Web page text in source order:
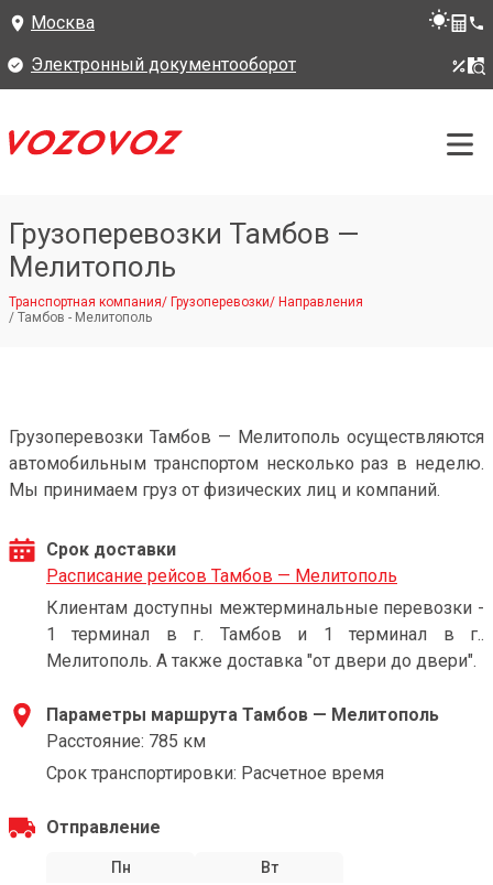
Москва
Электронный документооборот
Грузоперевозки Тамбов —
Мелитополь
Транспортная компания/ Грузоперевозки/ Направления
/ Тамбов - Мелитополь
Грузоперевозки Тамбов — Мелитополь осуществляются
автомобильным транспортом несколько раз в неделю.
Мы принимаем груз от физических лиц и компаний.
Срок доставки
Расписание рейсов Тамбов — Мелитополь
Клиентам доступны межтерминальные перевозки -
1 терминал в г. Тамбов и 1 терминал в г..
Мелитополь. А также доставка "от двери до двери".
Параметры маршрута Тамбов — Мелитополь
Расстояние: 785 км
Срок транспортировки: Расчетное время
Отправление
Пн
Вт